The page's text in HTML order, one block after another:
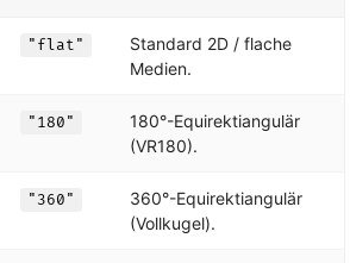
"flat"
Standard 2D / flache
Medien.
"180"
180°-Equirektiangulär
(VR180).
"360"
360°-Equirektiangulär
(Vollkugel).